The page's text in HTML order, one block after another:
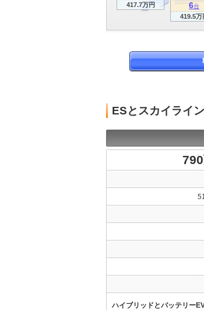
417.7万円 6台
419.5万
ESとスカイライ
ハイブリッドとバッテリー